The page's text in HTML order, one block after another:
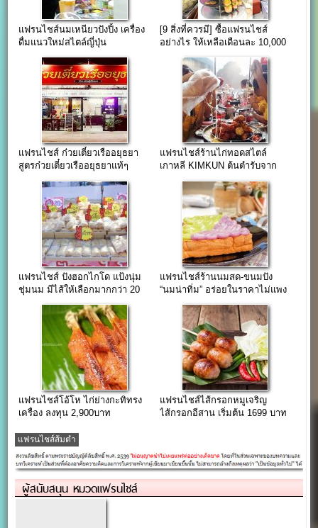
แฟรนไชส์นมเหนียวปังปิ้ง เครื่อง
ดื่มแนวใหม่สไตล์ญี่ปุ่น
[9 สิ่งที่ควรมี] ซื้อแฟรนไชส์
อย่างไร ให้เหลือเดือนละ 10,000
แฟรนไชส์ ก๋วยเตี๋ยวเรืออยุธยา
สูตรก๋วยเตี๋ยวเรืออยุธยาแท้ๆ
แฟรนไชส์ร้านไก่ทอดสไตล์
เกาหลี KIMKUN ต้นตำรับจาก
แฟรนไชส์ ปังฮอกไกโด แป้งนุ่ม
ชุ่มนม มีไส้ให้เลือกมากกว่า 20
แฟรนไชส์ร้านนมสด-ขนมปัง
“นมน่าทิ่ม” อร่อยในราคาไม่แพง
แฟรนไชส์โอ้โห ไก่ย่างกะทิทรง
เครื่อง ลงทุน 2,900บาท
แฟรนไชส์ไส้กรอกหมูเจริญ
ไส้กรอกอีสาน เริ่มต้น 1699 บาท
แฟรนไชส์ส้มตำ
ผู้สนับสนุน หมวดแฟรนไชส์